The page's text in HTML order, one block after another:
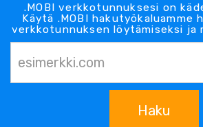
.MOBI verkkotunnuksesi on
Käytä .MOBI hakutyökaluamme
verkkotunnuksen löytämiseksi ja
Haku